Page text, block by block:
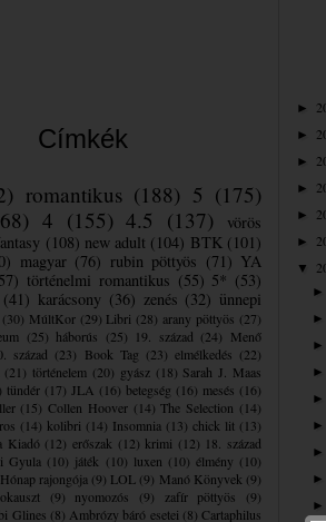
Címkék
romantikus (188) 5 (175)
4 (155) 4.5 (137)
vörös
(108) new adult (104) BTK (101)
magyar (76) rubin pöttyös (71) YA
történelmi romantikus (55) 5* (53)
(41) karácsony (36) zenés (32) ünnepi
(30) MúltKor (29) Libri (28) arany pöttyös (27)
(25) háborús (25) 19. század (24) Menő
század (23) Book Tag (23) elmélkedés (22)
(21) történelem (20) gyász (18) Sarah J. Maas
tündér (17) JLA (16) betegség (16) mesés (16)
(15) Collen Hoover (14) The Selection (14)
(14) kolibri (14) Insomnia (13) chick lit (13)
Kiadó (12) erőszak (12) krimi (12) 18. század
Gyula (10) játék (10) luxen (10) élmény (10)
Hónap rajongója (9) LOL (9) Manó Könyvek (9)
(9) nyomozós (9) zafír pöttyös
(9)
Glines (8) Ambrózy báró esetei (8) Cartaphilus
►
►
►
►
►
►
▼